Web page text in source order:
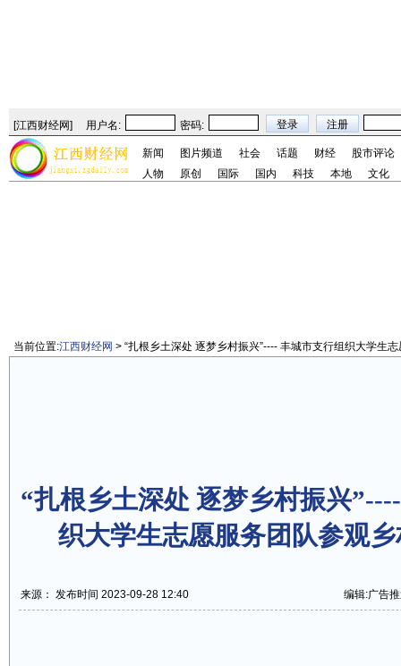
[江西财经网] 用户名: 密码:
新闻 图片频道 社会 话题 财经
股市评论
人物
原创 国际 国内 科技 本地 文化
当前位置:江西财经网 > “扎根乡土深处 逐梦乡村振兴”---- 丰城市支行组织大学生
“扎根乡土深处 逐梦乡村振兴
织大学生志愿服务团队参观
来源： 发布时间 2023-09-28 12:40 编辑:广告